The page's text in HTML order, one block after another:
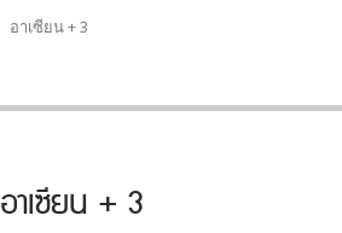
อาเซียน + 3
อาเซียน + 3